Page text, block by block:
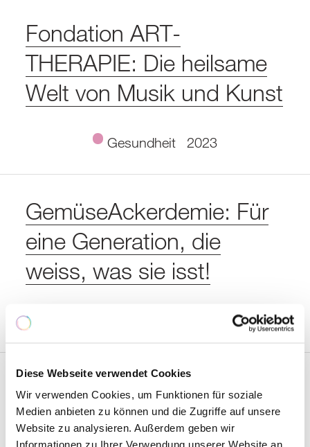
Diese Webseite verwendet Cookies
Wir verwenden Cookies, um Funktionen für soziale
Medien anbieten zu können und die Zugriffe auf unsere
Website zu analysieren. Außerdem geben wir
Informationen zu Ihrer Verwendung unserer Website an
Fondation ART-
THERAPIE: Die heilsame
Welt von Musik und Kunst
Gesundheit 2023
GemüseAckerdemie: Für
eine Generation, die
weiss, was sie isst!
Institut Kinderseele
Schweiz: informieren,